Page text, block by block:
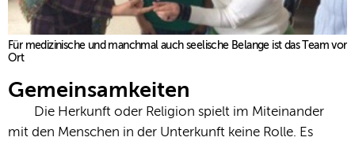
Für medizinische und manchmal auch seelische Belange ist das Team vor
Ort
Gemeinsamkeiten
Die Herkunft oder Religion spielt im Miteinander
mit den Menschen in der Unterkunft keine Rolle. Es